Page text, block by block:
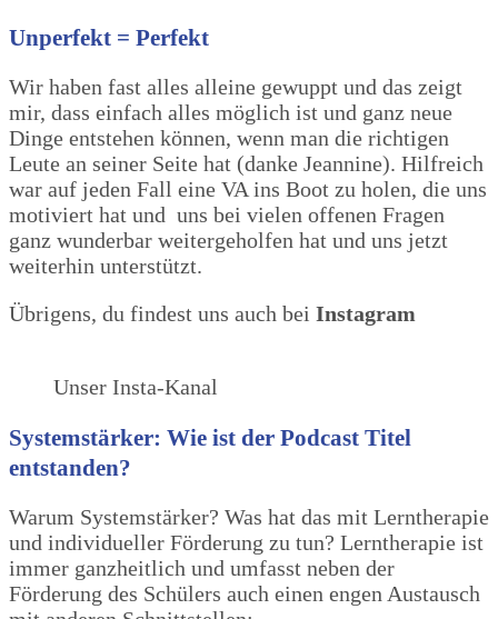
Unperfekt = Perfekt
Wir haben fast alles alleine gewuppt und das zeigt
mir, dass einfach alles möglich ist und ganz neue
Dinge entstehen können, wenn man die richtigen
Leute an seiner Seite hat (danke Jeannine). Hilfreich
war auf jeden Fall eine VA ins Boot zu holen, die uns
motiviert hat und uns bei vielen offenen Fragen
ganz wunderbar weitergeholfen hat und uns jetzt
weiterhin unterstützt.
Übrigens, du findest uns auch bei Instagram
Unser Insta-Kanal
Systemstärker: Wie ist der Podcast Titel
entstanden?
Warum Systemstärker? Was hat das mit Lerntherapie
und individueller Förderung zu tun? Lerntherapie ist
immer ganzheitlich und umfasst neben der
Förderung des Schülers auch einen engen Austausch